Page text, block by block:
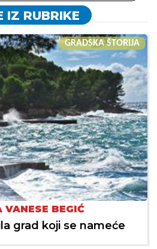
IZ RUBRIKE
GRADSKA ŠTORIJA
VANESE BEGIĆ
grad koji se nameće